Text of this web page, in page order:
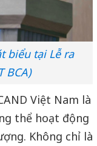
biểu tại Lễ ra
BCA)
Việt Nam là
thể hoạt động
Không chỉ là